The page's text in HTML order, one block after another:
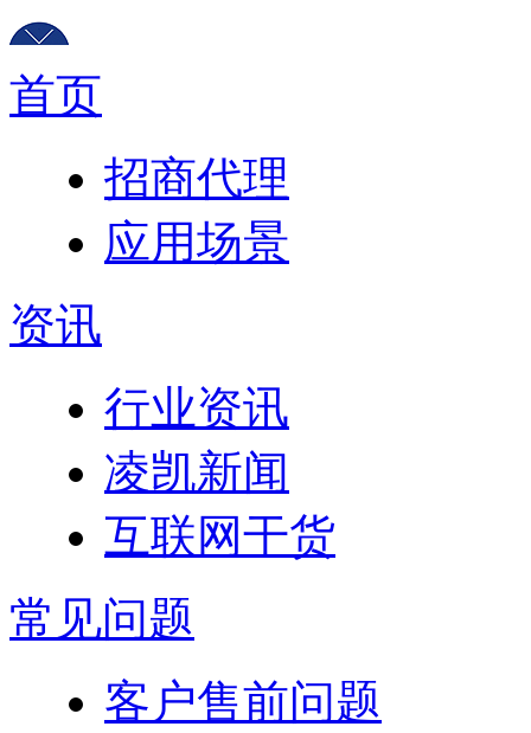
首页
招商代理
应用场景
资讯
行业资讯
凌凯新闻
互联网干货
常见问题
客户售前问题